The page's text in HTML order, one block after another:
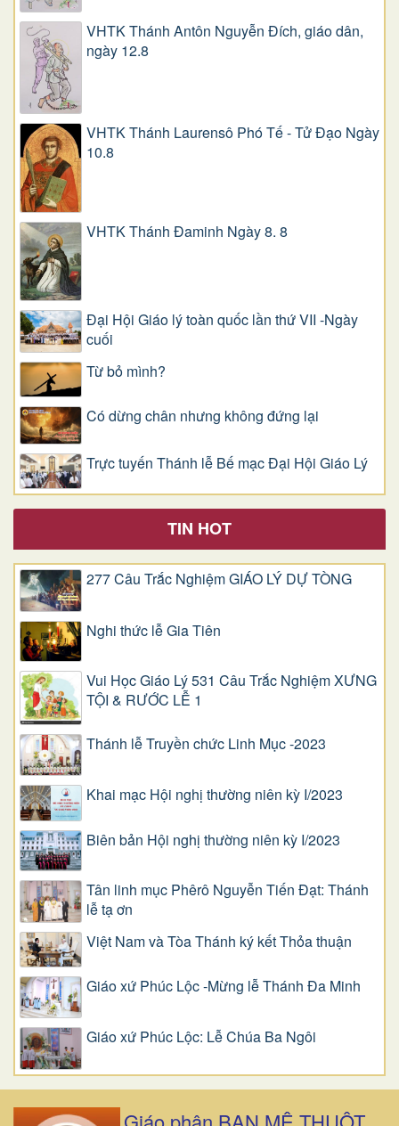
VHTK Thánh Antôn Nguyễn Ðích, giáo dân,
ngày 12.8
VHTK Thánh Laurensô Phó Tế - Tử Đạo Ngày
10.8
VHTK Thánh Đaminh Ngày 8. 8
Đại Hội Giáo lý toàn quốc lần thứ VII -Ngày
cuối
Từ bỏ mình?
Có dừng chân nhưng không đứng lại
Trực tuyến Thánh lễ Bế mạc Đại Hội Giáo Lý
TIN HOT
277 Câu Trắc Nghiệm GIÁO LÝ DỰ TÒNG
Nghi thức lễ Gia Tiên
Vui Học Giáo Lý 531 Câu Trắc Nghiệm XƯNG
TỘI & RƯỚC LỄ 1
Thánh lễ Truyền chức Linh Mục -2023
Khai mạc Hội nghị thường niên kỳ I/2023
Biên bản Hội nghị thường niên kỳ I/2023
Tân linh mục Phêrô Nguyễn Tiến Đạt: Thánh
lễ tạ ơn
Việt Nam và Tòa Thánh ký kết Thỏa thuận
Giáo xứ Phúc Lộc -Mừng lễ Thánh Đa Minh
Giáo xứ Phúc Lộc: Lễ Chúa Ba Ngôi